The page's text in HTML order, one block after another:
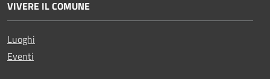
VIVERE IL COMUNE
Luoghi
Eventi